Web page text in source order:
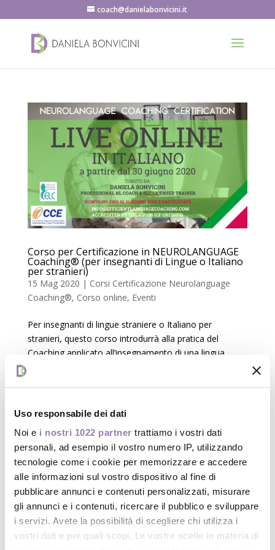
Uso responsabile dei dati
Noi e i nostri 1022 partner trattiamo i vostri dati
personali, ad esempio il vostro numero IP, utilizzando
tecnologie come i cookie per memorizzare e accedere
alle informazioni sul vostro dispositivo al fine di
pubblicare annunci e contenuti personalizzati, misurare
gli annunci e i contenuti, ricercare il pubblico e sviluppare
i servizi. Avete la possibilità di scegliere chi utilizza i
vostri dati e per quali scopi. Le vostre scelte in materia di
coach@danielabonvicini.it
Corso per Certificazione in NEUROLANGUAGE
Coaching® (per insegnanti di Lingue o Italiano
per stranieri)
15 Mag 2020 | Corsi Certificazione Neurolanguage
Coaching®, Corso online, Eventi
Per insegnanti di lingue straniere o Italiano per
stranieri, questo corso introdurrà alla pratica del
Coaching applicato all’insegnamento di una lingua
Articoli recenti
Corso per Certificazione in NEUROLANGUAGE
Coaching® (per insegnanti di Lingue o Italiano per
stranieri)